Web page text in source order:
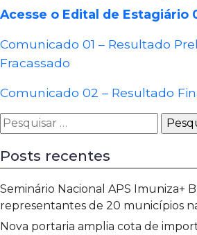
Acesse o Edital de Estagiário
Comunicado 01 – Resultado
Fracassado
Comunicado 02 – Resultado
Pesquisar
por:
Posts recentes
Seminário Nacional APS Imuniza+
representantes de 20 municípios
Nova portaria amplia cota de